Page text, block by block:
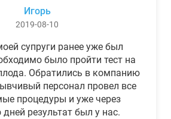
Игорь
2019-08-10
супруги ранее уже был
было пройти тест на
Обратились в компанию
персонал провел все
процедуры и уже через
дней результат был у нас.